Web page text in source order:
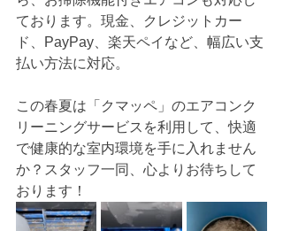
ております。現金、クレジットカー
ド、PayPay、楽天ペイなど、幅広い支
払い方法に対応。
この春夏は「クマッペ」のエアコンク
リーニングサービスを利用して、快適
で健康的な室内環境を手に入れません
か？スタッフ一同、心よりお待ちして
おります！